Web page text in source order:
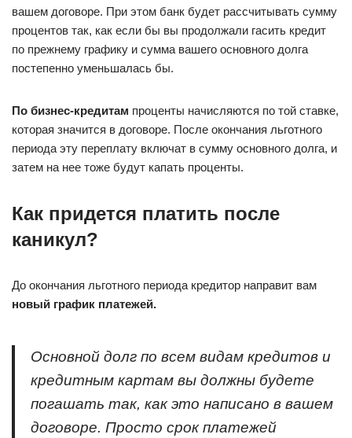
вашем договоре. При этом банк будет рассчитывать сумму
процентов так, как если бы вы продолжали гасить кредит
по прежнему графику и сумма вашего основного долга
постепенно уменьшалась бы.
По бизнес-кредитам проценты начисляются по той ставке,
которая значится в договоре. После окончания льготного
периода эту переплату включат в сумму основного долга, и
затем на нее тоже будут капать проценты.
Как придется платить после
каникул?
До окончания льготного периода кредитор направит вам
новый график платежей.
Основной долг по всем видам кредитов и
кредитным картам вы должны будете
погашать так, как это написано в вашем
договоре. Просто срок платежей